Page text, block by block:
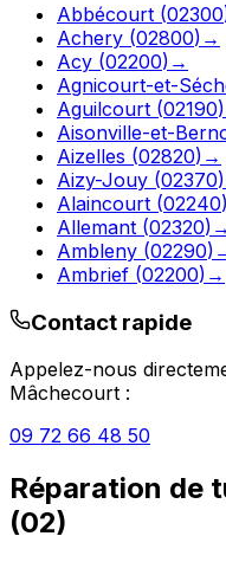
Abbécourt (02300
Achery (02800) →
Acy (02200) →
Agnicourt-et-
Aguilcourt (02190)
Aisonville-et-
Aizelles (02820) →
Aizy-Jouy (02370)
Alaincourt (02240)
Allemant (02320) →
Ambleny (02290)
Ambrief (02200) →
Contact rapide
Appelez-nous
Mâchecourt :
09 72 66 48 50
Réparation de
(02)